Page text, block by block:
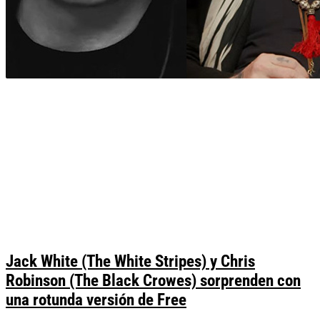
Jack White (The White Stripes) y Chris
Robinson (The Black Crowes) sorprenden con
una rotunda versión de Free